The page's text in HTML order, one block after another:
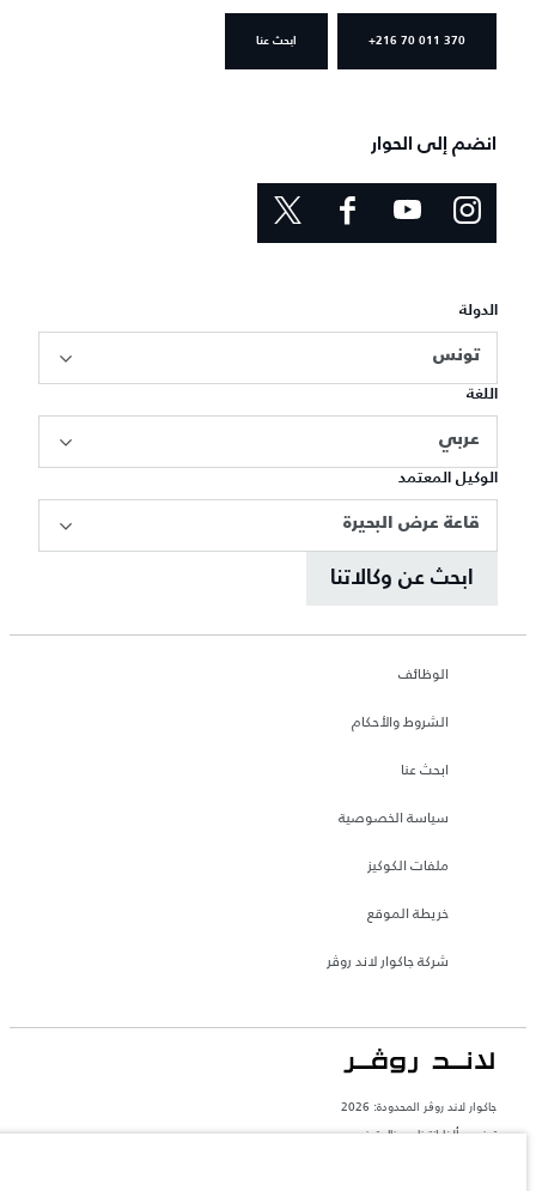
+216 70 011 370 ابحث عنا
انضم إلى الحوار
الدولة
تونس
اللغة
عربي
الوكيل المعتمد
قاعة عرض البحيرة
ابحث عن وكالاتنا
الوظائف
الشروط والأحكام
ابحث عنا
سياسة الخصوصية
ملفات الكوكيز
خريطة الموقع
شركة جاكوار لاند روڤر
جاكوار لاند روڨر المحدودة: 2026
تونس, ألفا انترناسيونال تونس